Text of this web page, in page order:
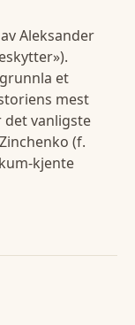
Aleksander
et
mest
det vanligste
(f.
kjente